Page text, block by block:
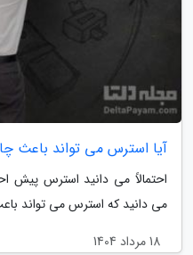
آیا استرس می تواند باعث
احتمالاً می دانید استرس پیش
می دانید که استرس می تواند
18 مرداد 1404